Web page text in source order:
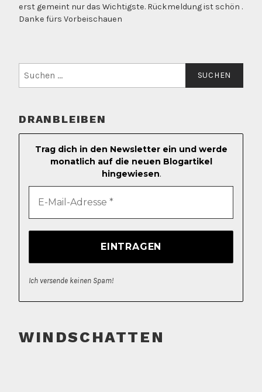
erst gemeint nur das Wichtigste. Rückmeldung ist schön .
Danke fürs Vorbeischauen
nach:
DRANBLEIBEN
Trag dich in den Newsletter ein und werde
monatlich auf die neuen Blogartikel
hingewiesen.
Ich versende keinen Spam!
WINDSCHATTEN